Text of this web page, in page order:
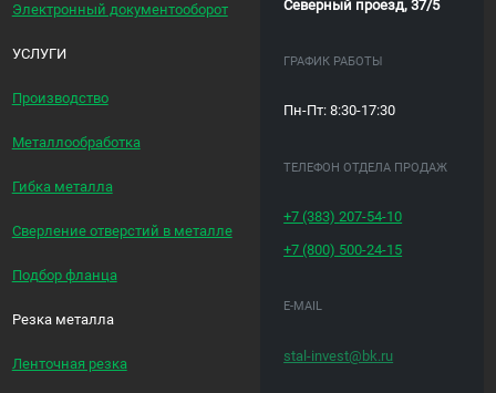
Электронный документооборот
УСЛУГИ
Производство
Металлообработка
Гибка металла
Сверление отверстий в металле
Подбор фланца
Резка металла
Ленточная резка
Северный проезд, 37/5
ГРАФИК РАБОТЫ
Пн-Пт: 8:30-17:30
ТЕЛЕФОН ОТДЕЛА ПРОДАЖ
+7 (383)207-54-10
+7 (800) 500-24-15
E-MAIL
stal-invest@bk.ru